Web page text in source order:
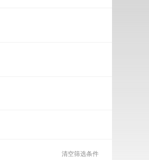
清空筛选条件